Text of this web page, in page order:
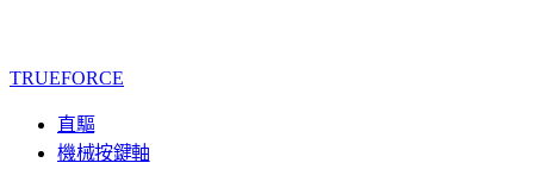
TRUEFORCE
直驅
機械按鍵軸